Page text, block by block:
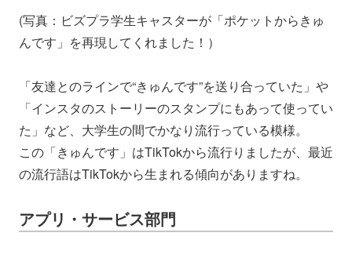
(写真：ビズプラ学生キャスターが「ポケットからきゅ
んです」を再現してくれました！）
「友達とのラインで“きゅんです”を送り合っていた」や
「インスタのストーリーのスタンプにもあって使ってい
た」など、大学生の間でかなり流行っている模様。
この「きゅんです」はTikTokから流行りましたが、最近
の流行語はTikTokから生まれる傾向がありますね。
アプリ・サービス部門